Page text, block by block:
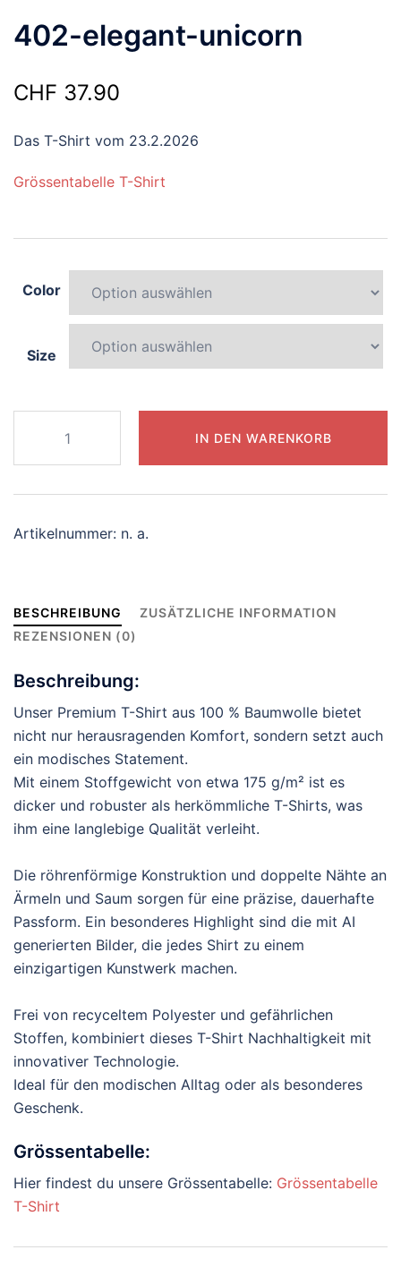
402-elegant-unicorn
CHF 37.90
Das T-Shirt vom 23.2.2026
Grössentabelle T-Shirt
Color
Size
elegant-
unicorn
Menge
IN DEN WARENKORB
Artikelnummer: n. a.
BESCHREIBUNG
ZUSÄTZLICHE INFORMATION
REZENSIONEN (0)
Beschreibung:
Unser Premium T-Shirt aus 100 % Baumwolle bietet
nicht nur herausragenden Komfort, sondern setzt auch
ein modisches Statement.
Mit einem Stoffgewicht von etwa 175 g/m² ist es
dicker und robuster als herkömmliche T-Shirts, was
ihm eine langlebige Qualität verleiht.
Die röhrenförmige Konstruktion und doppelte Nähte an
Ärmeln und Saum sorgen für eine präzise, dauerhafte
Passform. Ein besonderes Highlight sind die mit AI
generierten Bilder, die jedes Shirt zu einem
einzigartigen Kunstwerk machen.
Frei von recyceltem Polyester und gefährlichen
Stoffen, kombiniert dieses T-Shirt Nachhaltigkeit mit
innovativer Technologie.
Ideal für den modischen Alltag oder als besonderes
Geschenk.
Grössentabelle:
Hier findest du unsere Grössentabelle: Grössentabelle
T-Shirt